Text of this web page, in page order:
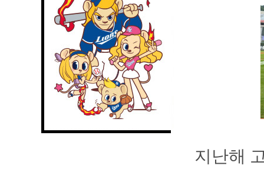
지난해